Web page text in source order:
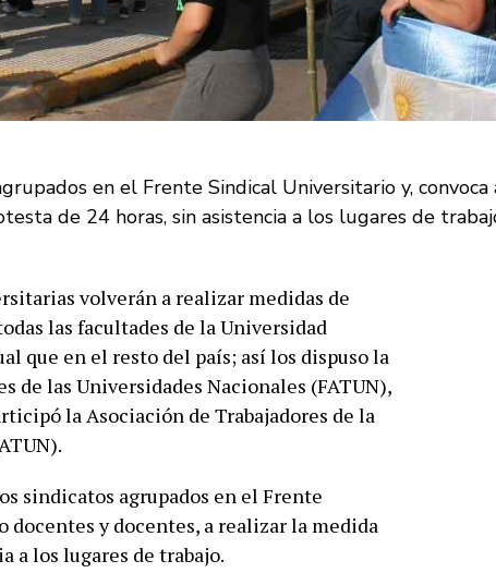
en el Frente Sindical Universitario y, convoca
de 24 horas, sin asistencia a los lugares de
volverán a realizar medidas de
las facultades de la Universidad
que en el resto del país; así los dispuso la
de las Universidades Nacionales (FATUN),
la Asociación de Trabajadores de la
sindicatos agrupados en el Frente
docentes y docentes, a realizar la medida
a los lugares de trabajo.